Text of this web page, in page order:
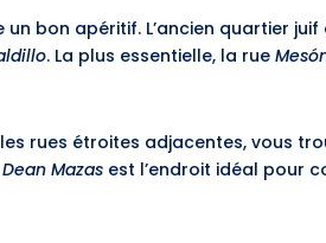
bon apéritif. L’ancien quartier
. La plus essentielle, la rue
rues étroites adjacentes, vous
Mazas est l’endroit idéal pour